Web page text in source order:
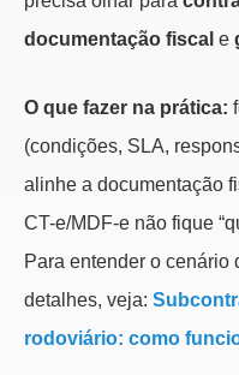
documentação fiscal e
O que fazer na prática:
(condições, SLA,
alinhe a documentação
CT-e/MDF-e não fique
Para entender o cenário
detalhes, veja:
rodoviário: como